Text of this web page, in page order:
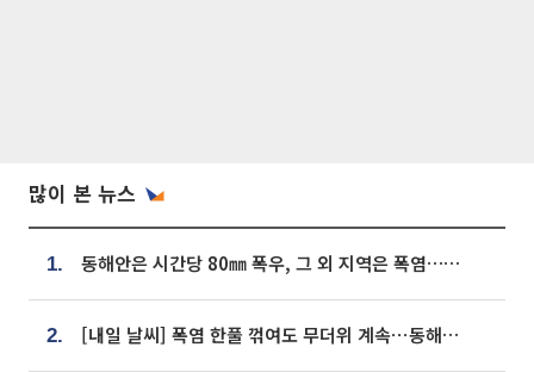
많이 본 뉴스
1. 동해안은 시간당 80㎜ 폭우, 그 외 지역은 폭염…‘극과 극 날씨’
2. [내일 날씨] 폭염 한풀 꺾여도 무더위 계속⋯동해안 이틀 연속 비